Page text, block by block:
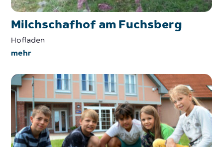
Milchschafhof am Fuchsberg
Hofladen
mehr